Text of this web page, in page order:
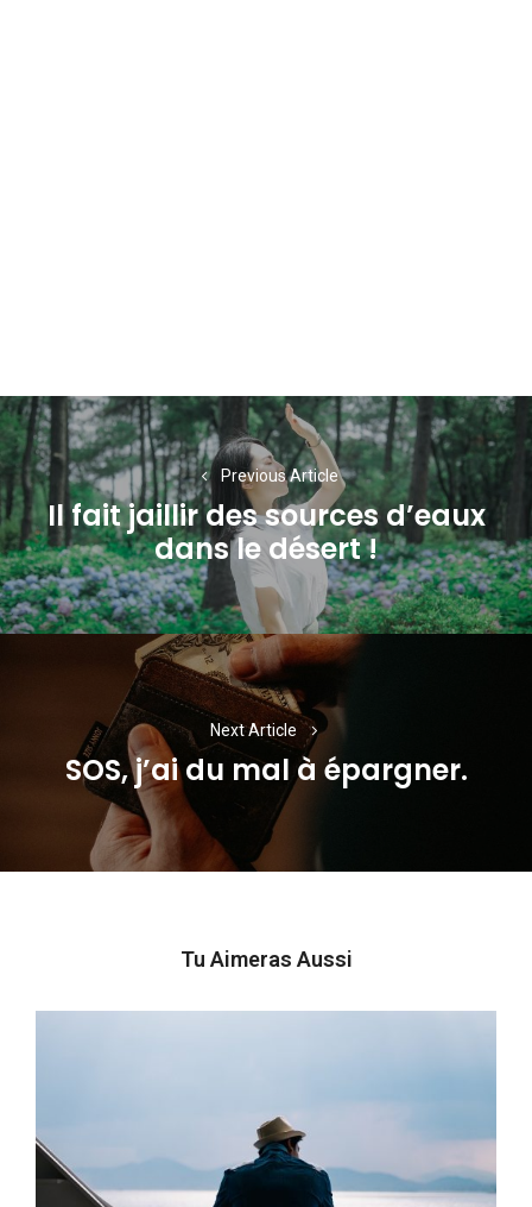
Navigation
de
l’article
Previous Article
Previous
post:
Il fait jaillir des sources d’eaux
dans le désert !
Next Article
Next
post:
SOS, j’ai du mal à épargner.
Tu Aimeras Aussi